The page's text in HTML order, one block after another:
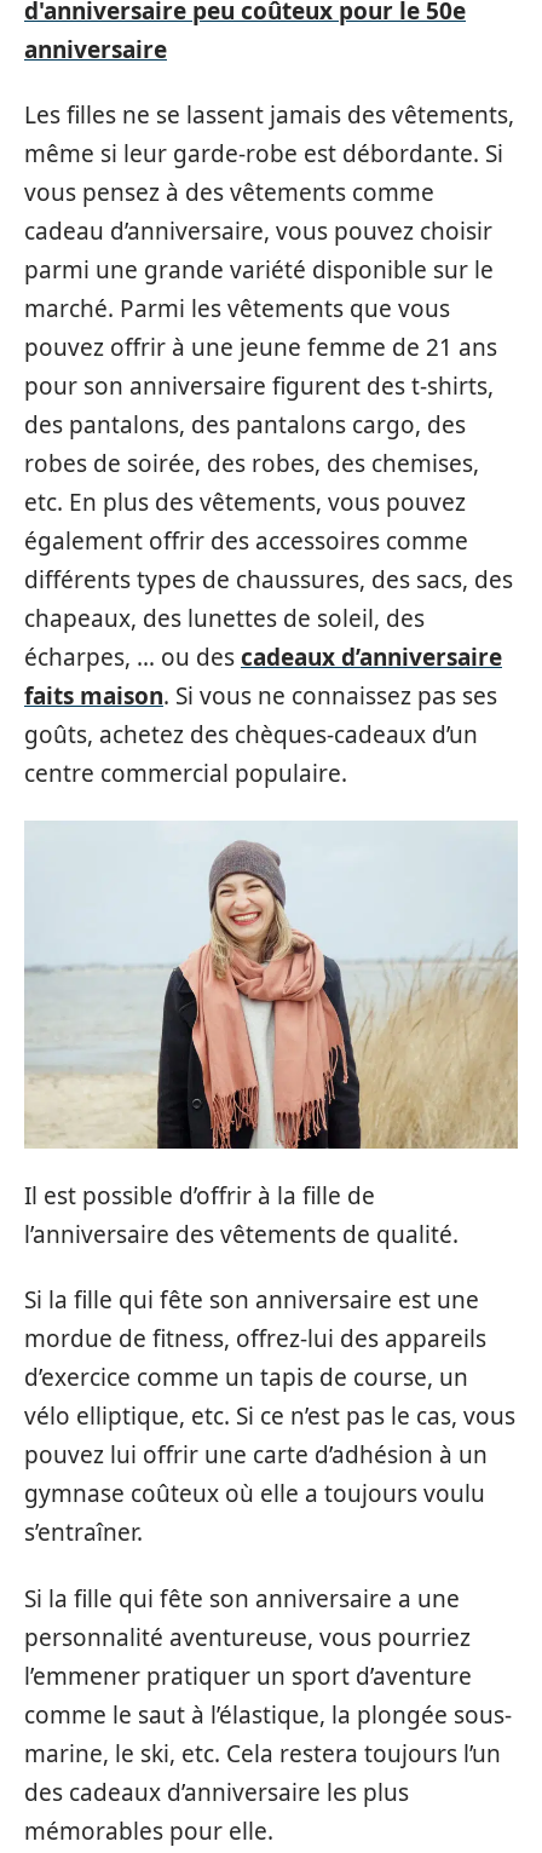
d'anniversaire peu coûteux pour le 50e
anniversaire
Les filles ne se lassent jamais des vêtements,
même si leur garde-robe est débordante. Si
vous pensez à des vêtements comme
cadeau d’anniversaire, vous pouvez choisir
parmi une grande variété disponible sur le
marché. Parmi les vêtements que vous
pouvez offrir à une jeune femme de 21 ans
pour son anniversaire figurent des t-shirts,
des pantalons, des pantalons cargo, des
robes de soirée, des robes, des chemises,
etc. En plus des vêtements, vous pouvez
également offrir des accessoires comme
différents types de chaussures, des sacs, des
chapeaux, des lunettes de soleil, des
écharpes, … ou descadeaux d’anniversaire
faits maison. Si vous ne connaissez pas ses
goûts, achetez des chèques-cadeaux d’un
centre commercial populaire.
Il est possible d’offrir à la fille de
l’anniversaire des vêtements de qualité.
Si la fille qui fête son anniversaire est une
mordue de fitness, offrez-lui des appareils
d’exercice comme un tapis de course, un
vélo elliptique, etc. Si ce n’est pas le cas, vous
pouvez lui offrir une carte d’adhésion à un
gymnase coûteux où elle a toujours voulu
s’entraîner.
Si la fille qui fête son anniversaire a une
personnalité aventureuse, vous pourriez
l’emmener pratiquer un sport d’aventure
comme le saut à l’élastique, la plongée sous-
marine, le ski, etc. Cela restera toujours l’un
des cadeaux d’anniversaire les plus
mémorables pour elle.